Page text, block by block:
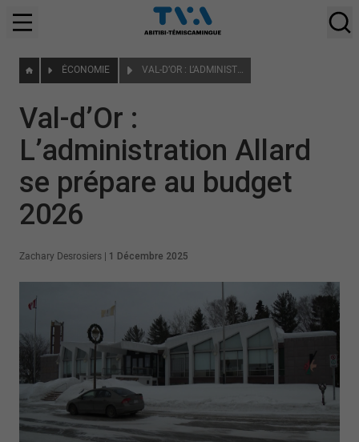
ÉCONOMIE VAL-D’OR : L’ADMINISTRATION ALLARD SE PRÉPARE AU BUDGET 2026
Val-d’Or :
L’administration Allard
se prépare au budget
2026
Zachary Desrosiers 1 Décembre 2025